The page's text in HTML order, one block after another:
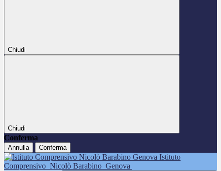
Chiudi
Chiudi
Conferma
Annulla Conferma
Istituto
Comprensivo Nicolò Barabino Genova